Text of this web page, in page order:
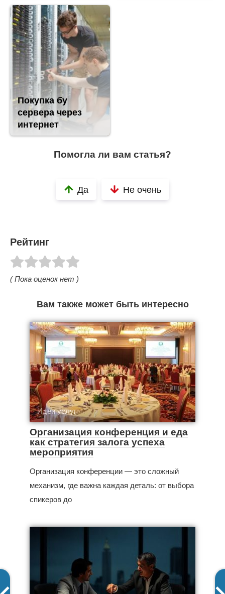
Покупка бу
сервера через
интернет
Помогла ли вам статья?
Да Не очень
Рейтинг
( Пока оценок нет )
Вам также может быть интересно
Идеи услуг
Организация конференция и еда
как стратегия залога успеха
мероприятия
Организация конференции — это сложный
механизм, где важна каждая деталь: от выбора
спикеров до